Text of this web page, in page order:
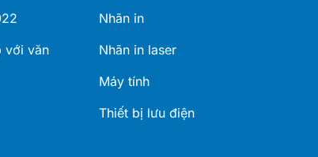
với văn
Nhãn in
Nhãn in laser
Máy tính
Thiết bị lưu điện